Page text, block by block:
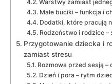
Warstwy zamiast
Małe buciki – funkcja i
Dodatki, które pracują
Rodzeństwo i rodzice
Przygotowanie dziecka i
zamiast stresu
Rozmowa przed sesją –
Dzień i pora – rytm